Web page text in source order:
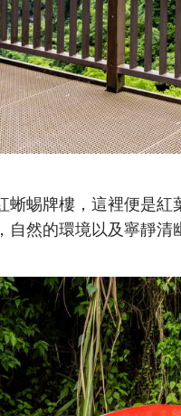
蜴牌樓，這裡便是
然的環境以及寧靜